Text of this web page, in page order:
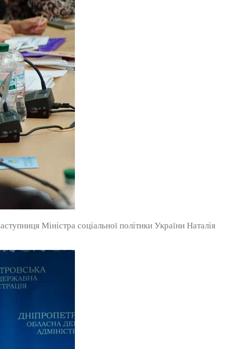
Міністра соціальної політики України Наталія